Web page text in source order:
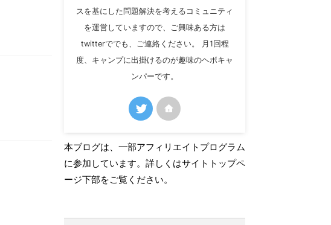
スを基にした問題解決を考えるコミュニティ
を運営していますので、ご興味ある方は
twitterででも、ご連絡ください。 月1回程
度、キャンプに出掛けるのが趣味のヘボキャ
ンパーです。
本ブログは、一部アフィリエイトプログラム
に参加しています。詳しくはサイトトップペ
ージ下部をご覧ください。